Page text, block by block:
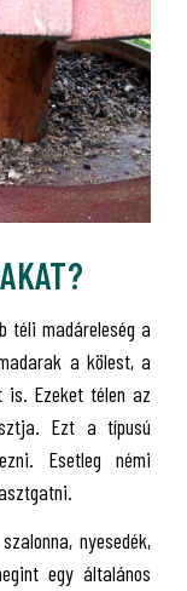
téli madáreleség a
a kölest, a
Ezeket télen az
Ezt a típusú
Esetleg némi
nyesedék,
egy általános